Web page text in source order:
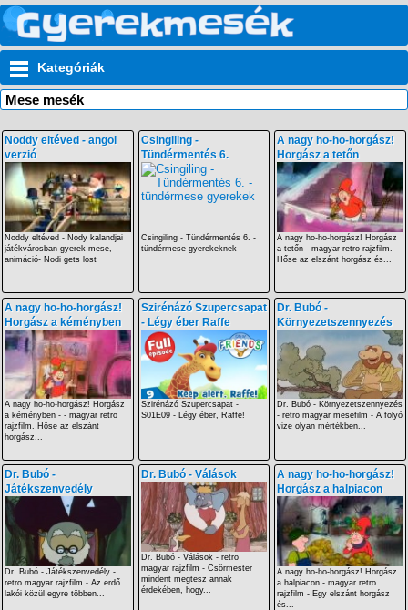
Kategóriák
Mese mesék
Noddy eltéved - angol
verzió
Noddy eltéved - Nody kalandjai
játékvárosban gyerek mese,
animáció- Nodi gets lost
Csingiling -
Tündérmentés 6.
Csingiling - Tündérmentés 6. -
tündérmese gyerekeknek
A nagy ho-ho-horgász!
Horgász a tetőn
A nagy ho-ho-horgász! Horgász
a tetőn - magyar retro rajzfilm.
Hőse az elszánt horgász és...
A nagy ho-ho-horgász!
Horgász a kéményben
A nagy ho-ho-horgász! Horgász
a kéményben - - magyar retro
rajzfilm. Hőse az elszánt
horgász...
Szirénázó Szupercsapat
- Légy éber Raffe
Szirénázó Szupercsapat -
S01E09 - Légy éber, Raffe!
Dr. Bubó -
Környezetszennyezés
Dr. Bubó - Környezetszennyezés
- retro magyar mesefilm - A folyó
vize olyan mértékben...
Dr. Bubó -
Játékszenvedély
Dr. Bubó - Játékszenvedély -
retro magyar rajzfilm - Az erdő
lakói közül egyre többen...
Dr. Bubó - Válások
Dr. Bubó - Válások - retro
magyar rajzfilm - Csőrmester
mindent megtesz annak
érdekében, hogy...
A nagy ho-ho-horgász!
Horgász a halpiacon
A nagy ho-ho-horgász! Horgász
a halpiacon - magyar retro
rajzfilm - Egy elszánt horgász
és...